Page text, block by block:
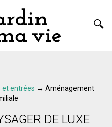
et entrées → Aménagement
DE LUXE